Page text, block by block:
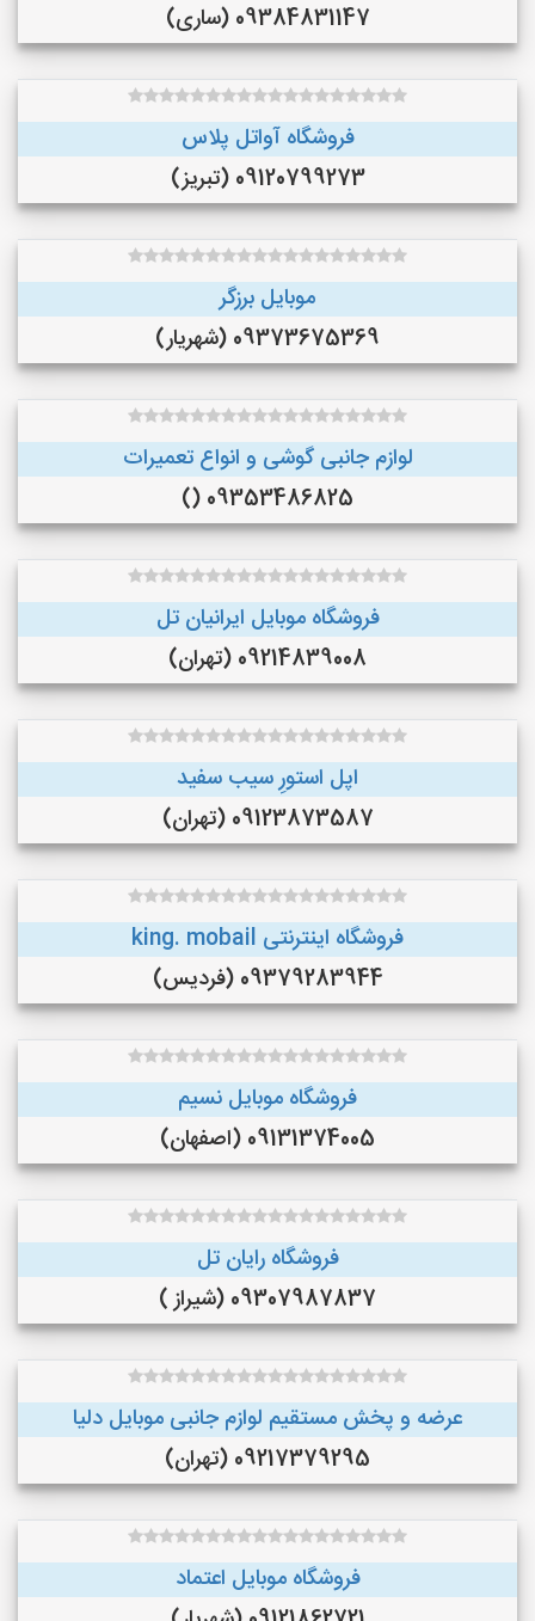
09384831147 (ساری)
فروشگاه آواتل پلاس
09120799273 (تبریز)
موبایل برزگر
09373675369 (شهریار)
لوازم جانبی گوشی و انواع تعمیرات
09353486825 ()
فروشگاه موبایل ایرانیان تل
09214839008 (تهران)
اپل استورِ سیب سفید
09123873587 (تهران)
فروشگاه اینترنتی king. mobail
09379283944 (فردیس)
فروشگاه موبایل نسیم
09131374005 (اصفهان)
فروشگاه رایان تل
09307987837 (شیراز )
عرضه و پخش مستقيم لوازم جانبى موبايل دليا
09217379295 (تهران)
فروشگاه موبایل اعتماد